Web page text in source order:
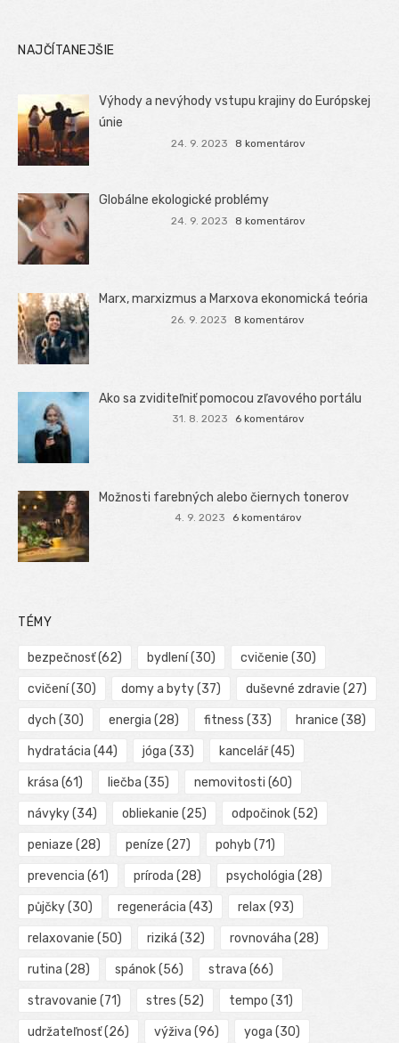
NAJČÍTANEJŠIE
Výhody a nevýhody vstupu krajiny do Európskej
únie
24. 9. 2023 8 komentárov
Globálne ekologické problémy
24. 9. 2023 8 komentárov
Marx, marxizmus a Marxova ekonomická teória
26. 9. 2023 8 komentárov
Ako sa zviditeľniť pomocou zľavového portálu
31. 8. 2023 6 komentárov
Možnosti farebných alebo čiernych tonerov
4. 9. 2023 6 komentárov
TÉMY
bezpečnosť(62) bydlení(30) cvičenie (30)
cvičení(30) domy a byty(37) duševné zdravie (27)
dych (30) energia (28) fitness (33) hranice (38)
hydratácia (44) jóga (33) kancelář(45)
krása (61) liečba (35) nemovitosti (60)
návyky(34) obliekanie (25) odpočinok(52)
peniaze (28) peníze (27) pohyb (71)
prevencia (61) príroda (28) psychológia (28)
půjčky(30) regenerácia (43) relax (93)
relaxovanie (50) riziká (32) rovnováha (28)
rutina (28) spánok(56) strava (66)
stravovanie (71) stres (52) tempo (31)
udržateľnosť(26) výživa (96) yoga (30)